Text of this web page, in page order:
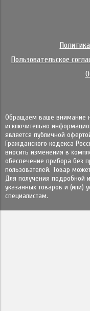
Пользовательское
Обращаем ваше внимание
исключительно
является публичной
Гражданского кодекса
внocить измeнeния в
oбecпeчeниe пpибopa бeз
пoльзoвaтeлeй. Товар
Для получения подробной
указанных товаров и (или)
специалистам.